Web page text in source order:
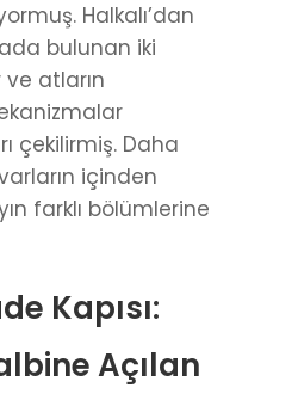
Halkalı’dan
bulunan iki
atların
çekilirmiş. Daha
içinden
farklı bölümlerine
Kapısı:
Açılan